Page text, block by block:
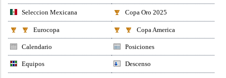
Seleccion Mexicana Copa Oro 2025
Eurocopa Copa America
Calendario Posiciones
Equipos Descenso